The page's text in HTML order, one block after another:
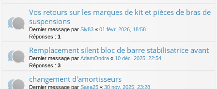
Vos retours sur les marques de kit et pièces de bras de
suspensions
Dernier message par Sly83 « 01 févr. 2026, 18:58
Réponses : 1
Remplacement silent bloc de barre stabilisatrice avant
Dernier message par AdamOndra « 10 déc. 2025, 22:54
Réponses : 3
changement d'amortisseurs
Dernier message par Sasa25 « 30 nov. 2025, 23:28